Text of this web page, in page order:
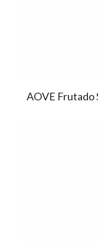
AOVE Frutado